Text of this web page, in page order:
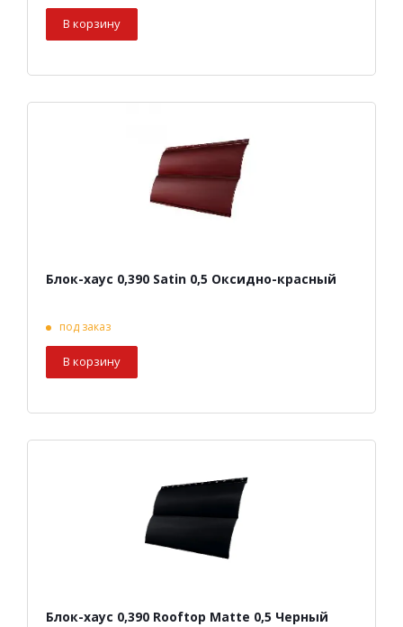
В корзину
Блок-хаус 0,390 Satin 0,5 Оксидно-красный
под заказ
В корзину
Блок-хаус 0,390 Rooftop Matte 0,5 Черный